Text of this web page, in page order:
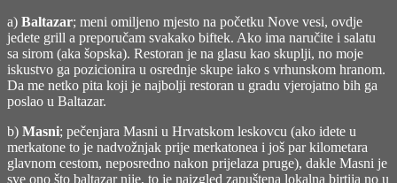
a) Baltazar; meni omiljeno mjesto na početku Nove vesi, ovdje
jedete grill a preporučam svakako biftek. Ako ima naručite i salatu
sa sirom (aka šopska). Restoran je na glasu kao skuplji, no moje
iskustvo ga pozicionira u osrednje skupe iako s vrhunskom hranom.
Da me netko pita koji je najbolji restoran u gradu vjerojatno bih ga
poslao u Baltazar.
b) Masni; pečenjara Masni u Hrvatskom leskovcu (ako idete u
merkatone to je nadvožnjak prije merkatonea i još par kilometara
glavnom cestom, neposredno nakon prijelaza pruge), dakle Masni je
sve ono što baltazar nije, to je naizgled zapuštena lokalna birtija no u